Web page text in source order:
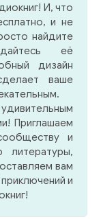
И, что
и не
найдите
её
дизайн
ваше
Приглашаем
и
литературы,
вам
и